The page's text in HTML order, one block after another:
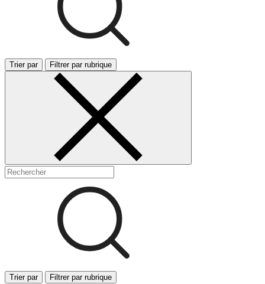
Trier par Filtrer par rubrique
Trier par Filtrer par rubrique